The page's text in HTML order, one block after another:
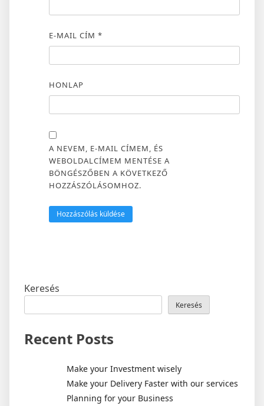
E-MAIL CÍM *
HONLAP
A NEVEM, E-MAIL CÍMEM, ÉS
WEBOLDALCÍMEM MENTÉSE A
BÖNGÉSZŐBEN A KÖVETKEZŐ
HOZZÁSZÓLÁSOMHOZ.
Keresés
Keresés
Recent Posts
Make your Investment wisely
Make your Delivery Faster with our services
Planning for your Business